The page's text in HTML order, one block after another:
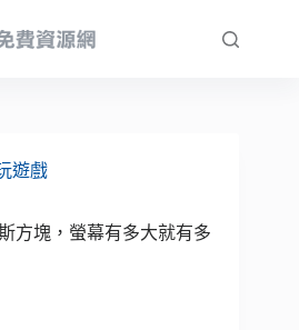
遊戲
方塊，螢幕有多大就有多